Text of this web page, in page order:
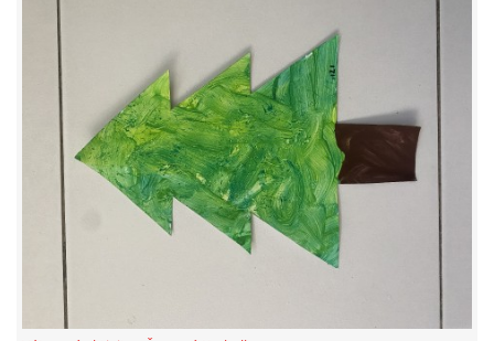
JÓGOVÉ CVIČENÍ, TYPY, RADY, RECENZE
KALENDÁŘ PRO DĚTI
STÁTNÍ SVÁTKY
SVATÝ VÁCLAV
20.10. DEN STROMŮ